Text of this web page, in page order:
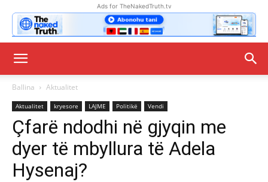
Ads for TheNakedTruth.tv
Ballina Aktualitet
Aktualitet kryesore LAJME Politikë Vendi
Çfarë ndodhi në gjyqin me
dyer të mbyllura të Adela
Hysenaj?